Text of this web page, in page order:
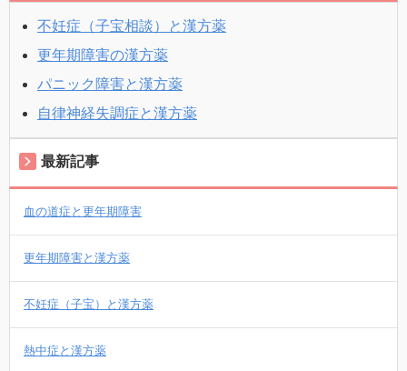
不妊症（子宝相談）と漢方薬
更年期障害の漢方薬
パニック障害と漢方薬
自律神経失調症と漢方薬
最新記事
血の道症と更年期障害
更年期障害と漢方薬
不妊症（子宝）と漢方薬
熱中症と漢方薬